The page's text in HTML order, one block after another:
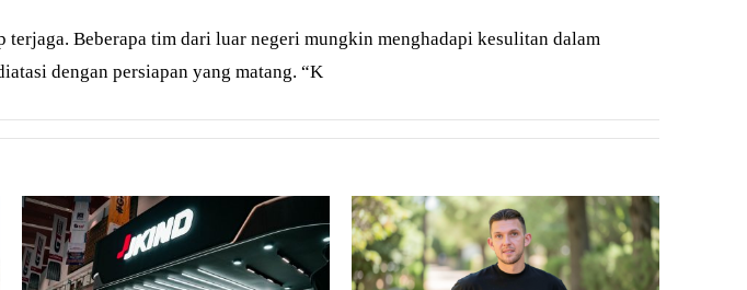
Beberapa tim dari luar negeri mungkin menghadapi kesulitan dalam
dengan persiapan yang matang. “K